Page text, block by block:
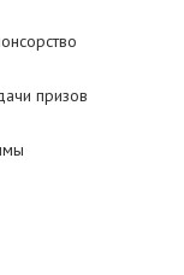
призов